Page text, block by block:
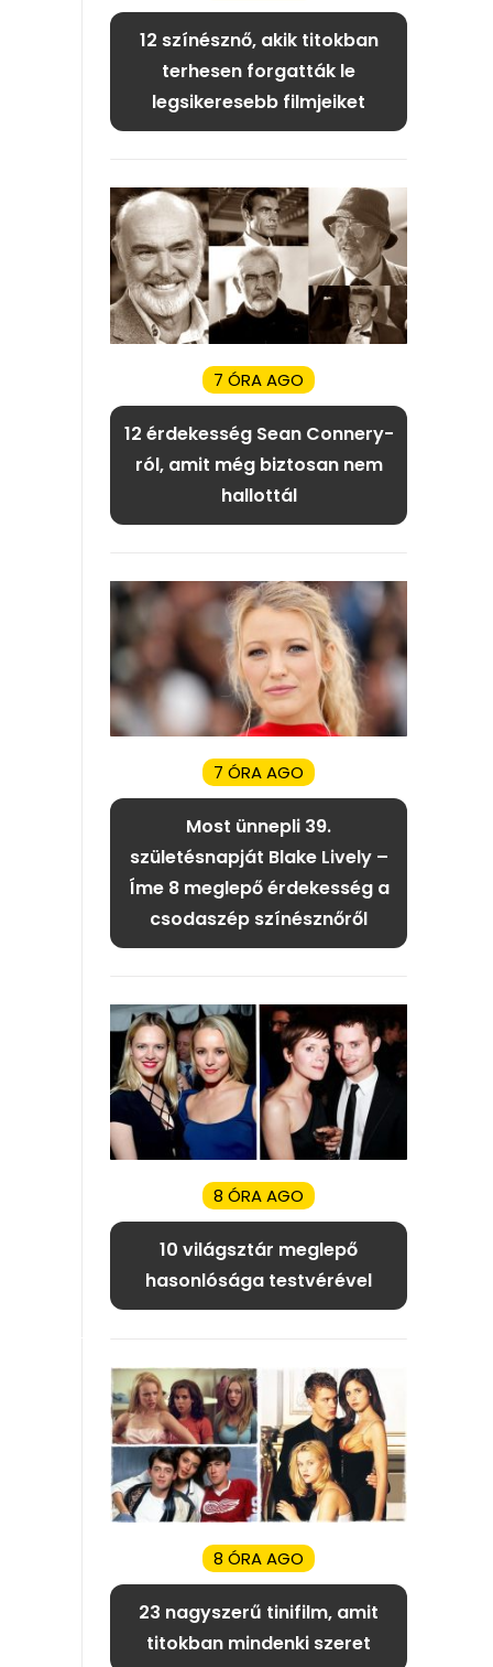
12 színésznő, akik titokban
terhesen forgatták le
legsikeresebb filmjeiket
7 ÓRA AGO
12 érdekesség Sean Connery-
ról, amit még biztosan nem
hallottál
7 ÓRA AGO
Most ünnepli 39.
születésnapját Blake Lively –
Íme 8 meglepő érdekesség a
csodaszép színésznőről
8 ÓRA AGO
10 világsztár meglepő
hasonlósága testvérével
8 ÓRA AGO
23 nagyszerű tinifilm, amit
titokban mindenki szeret